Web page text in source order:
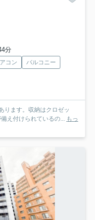
分
コン
バルコニー
ります。収納はクロゼッ
え付けられているの... もっ